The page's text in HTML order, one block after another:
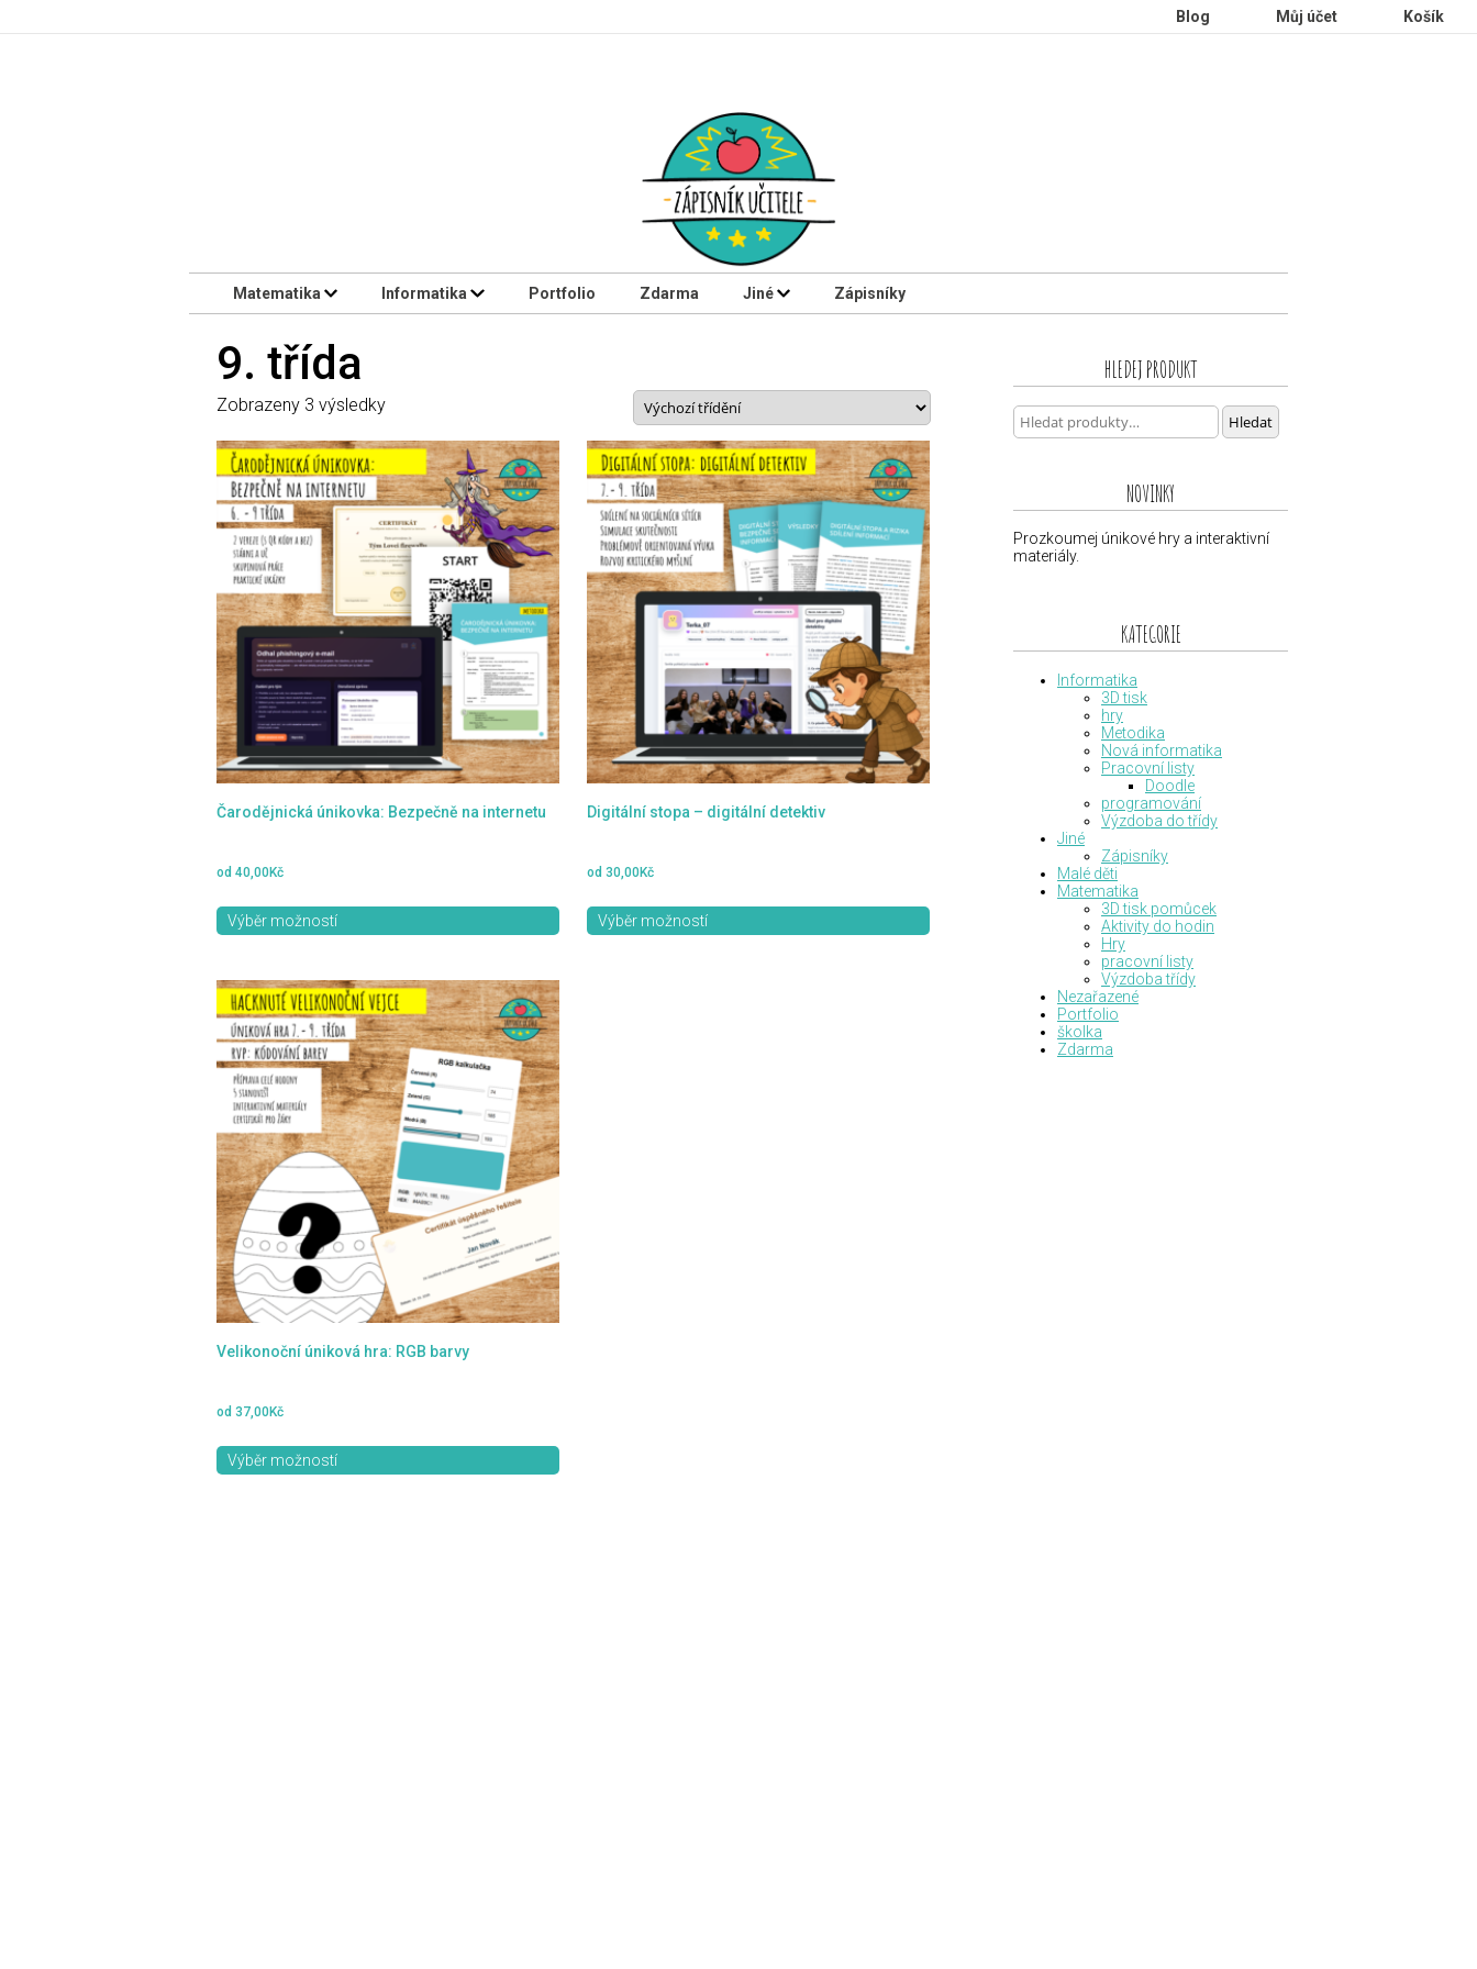
Blog Můj účet Košík
Matematika Informatika Portfolio Zdarma Jiné Zápisníky
9. třída
Zobrazeny 3 výsledky
Čarodějnická únikovka: Bezpečně na internetu
od 40,00Kč
Výběr možností
Tento
produkt
má
více
variant.
Možnosti
lze
vybrat
na
stránce
produktu
Digitální stopa – digitální detektiv
od 30,00Kč
Výběr možností
Tento
produkt
má
více
variant.
Možnosti
lze
vybrat
na
stránce
produktu
Velikonoční úniková hra: RGB barvy
od 37,00Kč
Výběr možností
Tento
produkt
má
více
variant.
Možnosti
lze
vybrat
na
stránce
produktu
HLEDEJ PRODUKT
Hledat: Hledat
NOVINKY
Prozkoumej únikové hry a interaktivní
materiály.
KATEGORIE
Informatika
3D tisk
hry
Metodika
Nová informatika
Pracovní listy
Doodle
programování
Výzdoba do třídy
Jiné
Zápisníky
Malé děti
Matematika
3D tisk pomůcek
Aktivity do hodin
Hry
pracovní listy
Výzdoba třídy
Nezařazené
Portfolio
školka
Zdarma